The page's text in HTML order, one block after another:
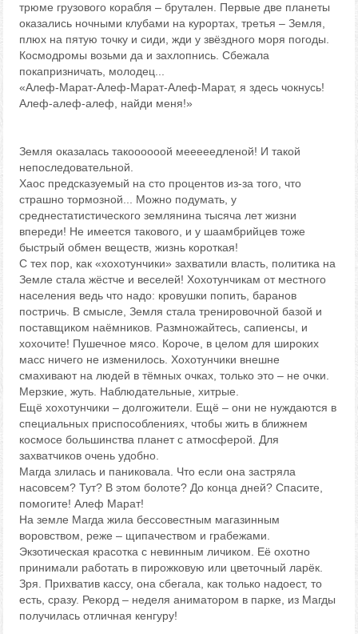
трюме грузового корабля – брутален. Первые две планеты
оказались ночными клубами на курортах, третья – Земля,
плюх на пятую точку и сиди, жди у звёздного моря погоды.
Космодромы возьми да и захлопнись. Сбежала
покапризничать, молодец...
«Алеф-Марат-Алеф-Марат-Алеф-Марат, я здесь чокнусь!
Алеф-алеф-алеф, найди меня!»
Земля оказалась такоооооой мееееедленой! И такой
непоследовательной.
Хаос предсказуемый на сто процентов из-за того, что
страшно тормозной... Можно подумать, у
среднестатистического землянина тысяча лет жизни
впереди! Не имеется такового, и у шаамбрийцев тоже
быстрый обмен веществ, жизнь короткая!
С тех пор, как «хохотунчики» захватили власть, политика на
Земле стала жёстче и веселей! Хохотунчикам от местного
населения ведь что надо: кровушки попить, баранов
постричь. В смысле, Земля стала тренировочной базой и
поставщиком наёмников. Размножайтесь, сапиенсы, и
хохочите! Пушечное мясо. Короче, в целом для широких
масс ничего не изменилось. Хохотунчики внешне
смахивают на людей в тёмных очках, только это – не очки.
Мерзкие, жуть. Наблюдательные, хитрые.
Ещё хохотунчики – долгожители. Ещё – они не нуждаются в
специальных приспособлениях, чтобы жить в ближнем
космосе большинства планет с атмосферой. Для
захватчиков очень удобно.
Магда злилась и паниковала. Что если она застряла
насовсем? Тут? В этом болоте? До конца дней? Спасите,
помогите! Алеф Марат!
На земле Магда жила бессовестным магазинным
воровством, реже – щипачеством и грабежами.
Экзотическая красотка с невинным личиком. Её охотно
принимали работать в пирожковую или цветочный ларёк.
Зря. Прихватив кассу, она сбегала, как только надоест, то
есть, сразу. Рекорд – неделя аниматором в парке, из Магды
получилась отличная кенгуру!